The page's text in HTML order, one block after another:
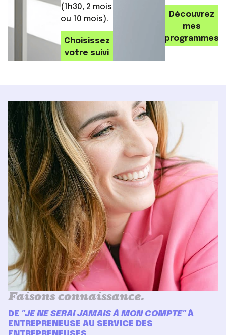
(1h30, 2 mois
ou 10 mois).
Choisissez
votre suivi
Découvrez
mes
programmes
Faisons connaissance.
DE "JE NE SERAI JAMAIS À MON COMPTE"À
ENTREPRENEUSE AU SERVICE DES